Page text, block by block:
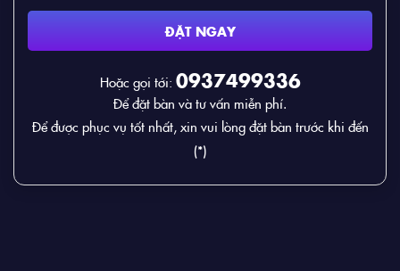
ĐẶT NGAY
Hoặc gọi tới: 0937499336
Để đặt bàn và tư vấn miễn phí.
Để được phục vụ tốt nhất, xin vui lòng đặt bàn trước khi đến
(*)